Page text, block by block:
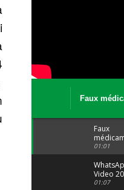
Faux
Le trafic
Faux
: Le trafic
porte
malgré
01:01
Video
04 at 15
01:07